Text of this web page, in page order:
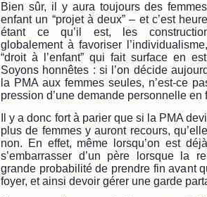
Bien sûr, il y aura toujours des
enfant un “projet à deux” – et c’est
étant ce qu’il est, les
globalement à favoriser
“droit à l’enfant” qui fait surface en
Soyons honnêtes : si l’on décide
la PMA aux femmes seules, n’est-ce
pression d’une demande personnelle en
Il y a donc fort à parier que si la PMA
plus de femmes y auront recours,
non. En effet, même lorsqu’on est
s’embarrasser d’un père lorsque la
grande probabilité de prendre fin avant
foyer, et ainsi devoir gérer une garde